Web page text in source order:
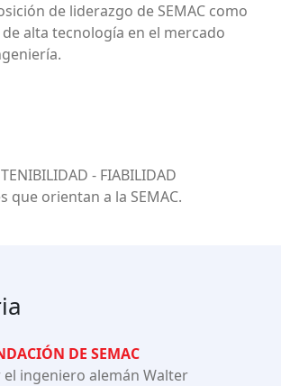
de liderazgo de SEMAC como
alta tecnología en el mercado
- FIABILIDAD
que orientan a la SEMAC.
DE SEMAC
el ingeniero alemán Walter